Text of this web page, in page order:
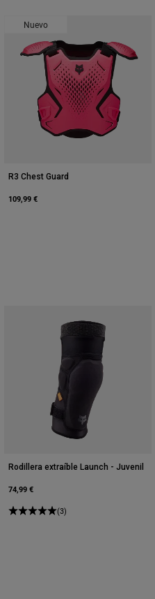
Nuevo
R3 Chest Guard
109,99 €
Rodillera extraíble Launch - Juvenil
74,99 €
(3)